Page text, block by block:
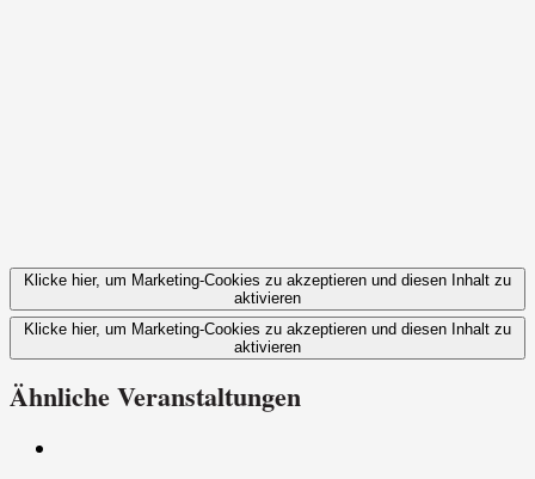
Klicke hier, um Marketing-Cookies zu akzeptieren und diesen Inhalt zu
aktivieren
Klicke hier, um Marketing-Cookies zu akzeptieren und diesen Inhalt zu
aktivieren
Ähnliche Veranstaltungen